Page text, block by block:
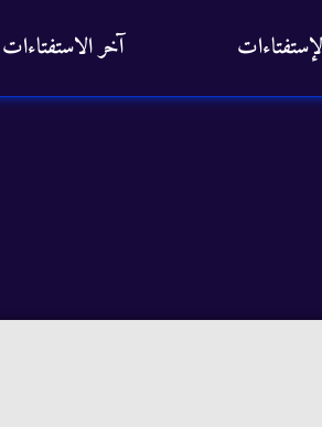
آخر الاستفتاءات